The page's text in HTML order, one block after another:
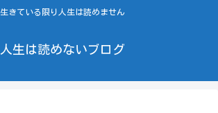
生きている限り人生は読めません
人生は読めないブログ